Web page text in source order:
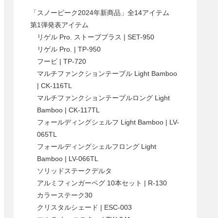
「スノーピーク2024年新商品」全14アイテム
第1弾発表アイテム
リゲル Pro. ストーブプラス | SET-950
リゲル Pro. | TP-950
フービ | TP-720
マルチファンクションテーブル Light Bamboo
| CK-116TL
マルチファンクションテーブルロング Light
Bamboo | CK-117TL
フォールディングシェルフ Light Bamboo | LV-
065TL
フォールディングシェルフロング Light
Bamboo | LV-066TL
ソリッドステークデルタ
アルミフィンガーペグ 10本セット | R-130
カラーステーク30
クリスタルシェード​ | ESC-003